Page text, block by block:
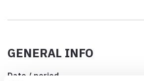
GENERAL INFO
Date / period